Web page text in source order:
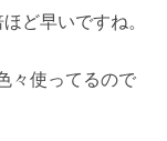
ど早いですね。
々使ってるので